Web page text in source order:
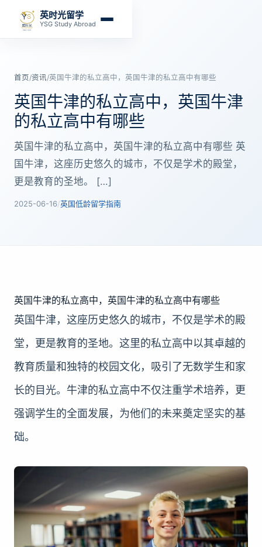
英时光留学
YSG Study Abroad
首页/资讯/英国牛津的私立高中，英国牛津的私立高中有哪些
英国牛津的私立高中，英国牛津
的私立高中有哪些
英国牛津的私立高中，英国牛津的私立高中有哪些 英
国牛津，这座历史悠久的城市，不仅是学术的殿堂，
更是教育的圣地。 […]
2025-06-16/英国低龄留学指南
英国牛津的私立高中，英国牛津的私立高中有哪些
英国牛津，这座历史悠久的城市，不仅是学术的殿
堂，更是教育的圣地。这里的私立高中以其卓越的
教育质量和独特的校园文化，吸引了无数学生和家
长的目光。牛津的私立高中不仅注重学术培养，更
强调学生的全面发展，为他们的未来奠定坚实的基
础。